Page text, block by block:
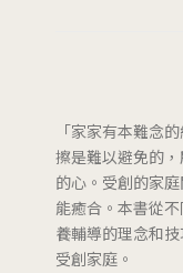
「家家有本難念
擦是難以避免的
的心。受創的家
能癒合。本書從
養輔導的理念和
受創家庭。